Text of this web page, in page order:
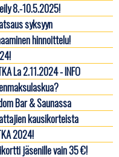
8.-10.5.2025!
syksyyn
hinnoittelu!
La 2.11.2024 - INFO
Bar & Saunassa
kausikorteista
2024!
jäsenille vain 35 €!